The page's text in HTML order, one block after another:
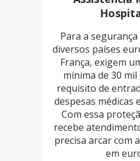
Para a
diversos países
França, exigem
mínima de 30
requisito de
despesas médicas
Com essa
recebe
precisa arcar com
em